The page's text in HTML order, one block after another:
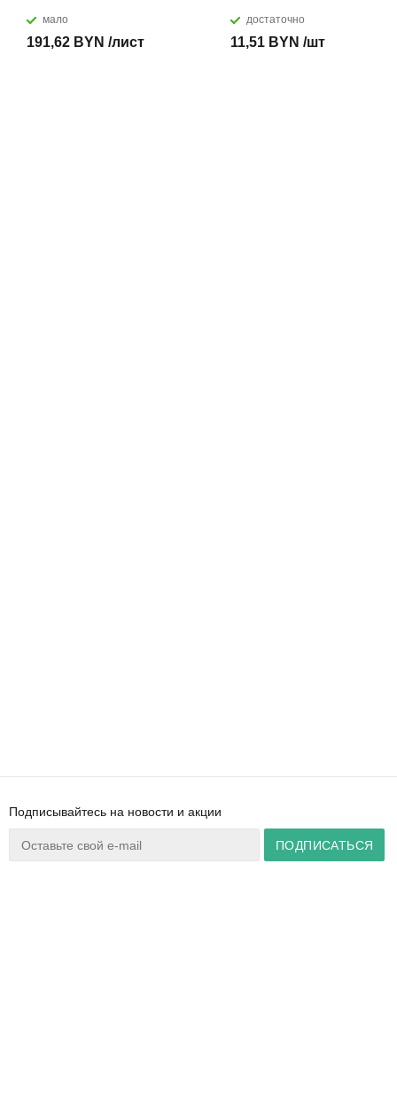
мало
191,62 BYN /лист
достаточно
11,51 BYN /шт
Подписывайтесь на новости и акции